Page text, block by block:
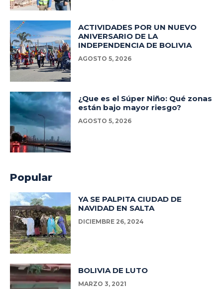
ACTIVIDADES POR UN NUEVO
ANIVERSARIO DE LA
INDEPENDENCIA DE BOLIVIA
AGOSTO 5, 2026
¿Que es el Súper Niño: Qué zonas
están bajo mayor riesgo?
AGOSTO 5, 2026
Popular
YA SE PALPITA CIUDAD DE
NAVIDAD EN SALTA
DICIEMBRE 26, 2024
BOLIVIA DE LUTO
MARZO 3, 2021